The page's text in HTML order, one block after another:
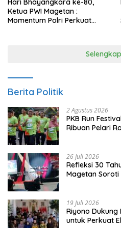
Hari Bhayangkara ke-80,
Ketua PWI Magetan :
Momentum Polri Perkuat
Berita Politik
2 Agustus 2026
PKB Run
Ribuan Pelari
26 Juli 2026
Refleksi 30
Magetan
19 Juli 2026
Riyono Dukung
untuk Perkuat